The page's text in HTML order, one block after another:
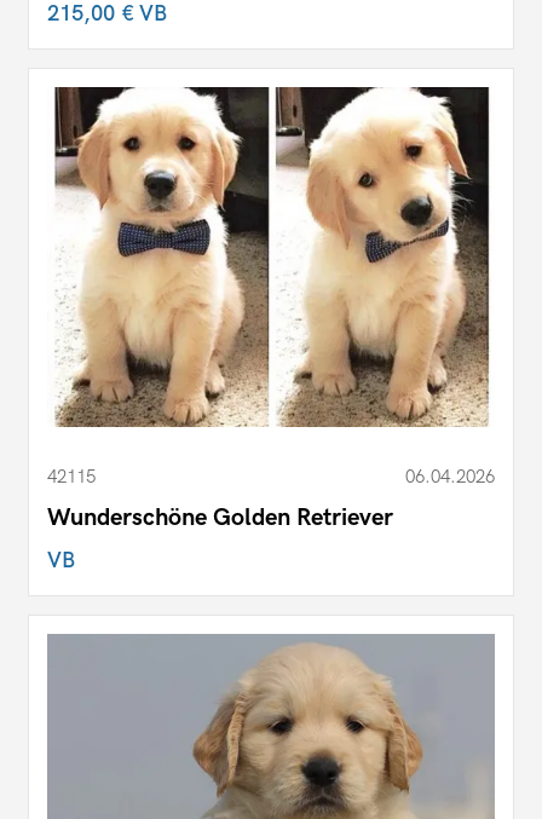
215,00 €VB
42115 06.04.2026
Wunderschöne Golden Retriever
VB